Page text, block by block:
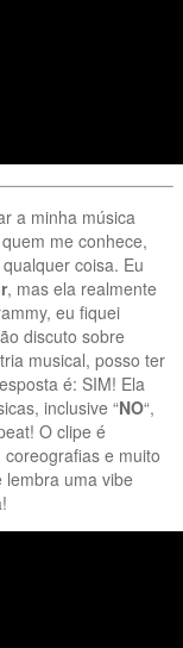
a minha música
me conhece,
coisa. Eu
, mas ela realmente
eu fiquei
discuto sobre
musical, posso ter
é: SIM! Ela
inclusive “NO“,
O clipe é
e muito
uma vibe